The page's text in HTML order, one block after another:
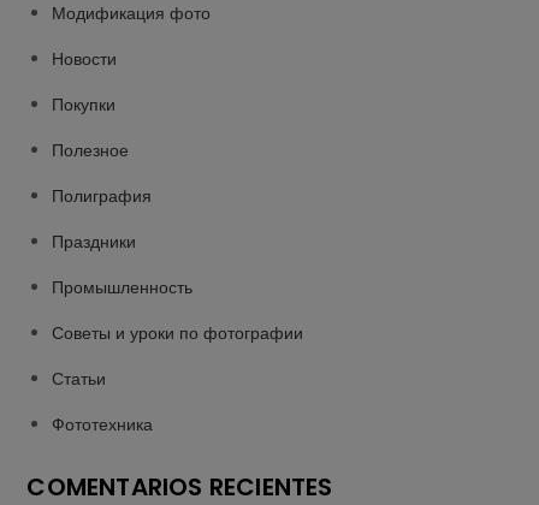
Модификация фото
Новости
Покупки
Полезное
Полиграфия
Праздники
Промышленность
Советы и уроки по фотографии
Статьи
Фототехника
COMENTARIOS RECIENTES